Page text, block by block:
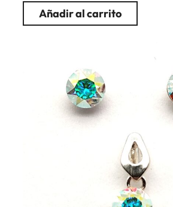
Añadir al carrito